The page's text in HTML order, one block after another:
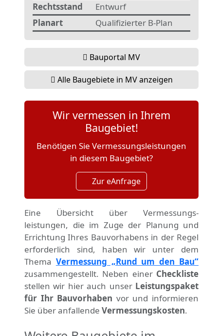
Rechtsstand
Entwurf
Planart
Qualifizierter B-Plan
Bauportal MV
Alle Baugebiete in MV anzeigen
Wir vermessen in Ihrem
Baugebiet!
Benötigen Sie Vermessungsleistungen
in diesem Baugebiet?
Zur eAnfrage
Eine Übersicht über Vermessungs­
leistungen, die im Zuge der Planung und
Errichtung Ihres Bauvorhabens in der Regel
erforderlich sind, haben wir unter dem
Thema Vermessung „Rund um den Bau“
zusammengestellt. Neben einer Checkliste
stellen wir hier auch unser Leistungspaket
für Ihr Bauvorhaben vor und informieren
Sie über anfallende Vermessungskosten.